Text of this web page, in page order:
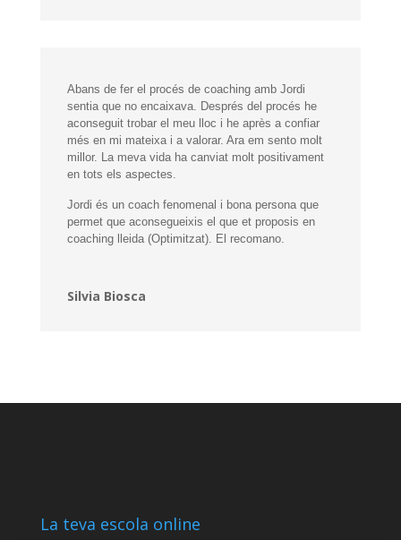
Abans de fer el procés de coaching amb Jordi
sentia que no encaixava. Després del procés he
aconseguit trobar el meu lloc i he après a confiar
més en mi mateixa i a valorar. Ara em sento molt
millor. La meva vida ha canviat molt positivament
en tots els aspectes.
Jordi és un coach fenomenal i bona persona que
permet que aconsegueixis el que et proposis en
coaching lleida (Optimitzat). El recomano.
Silvia Biosca
La teva escola online